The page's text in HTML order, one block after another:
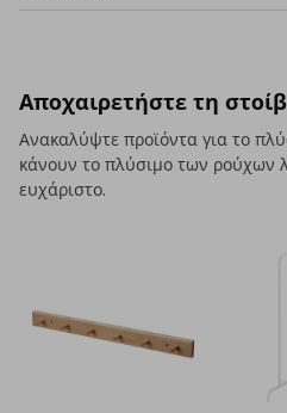
Αποχαιρετήστε τη
Ανακαλύψτε προϊόντα για το
κάνουν το πλύσιμο των ρούχων
ευχάριστο.